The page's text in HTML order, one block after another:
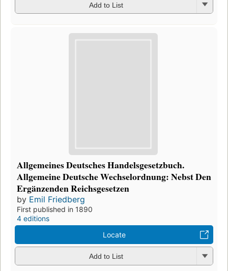
Add to List
Allgemeines Deutsches Handelsgesetzbuch.
Allgemeine Deutsche Wechselordnung: Nebst Den
Ergänzenden Reichsgesetzen
by Emil Friedberg
First published in 1890
4 editions
Locate
Add to List